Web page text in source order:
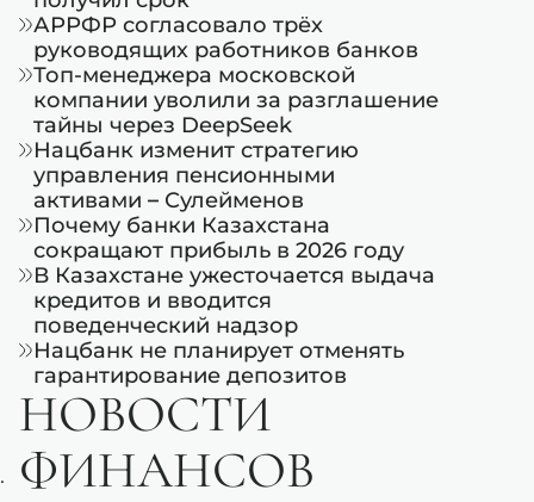
АРРФР согласовало трёх
руководящих работников банков
Топ-менеджера московской
компании уволили за разглашение
тайны через DeepSeek
Нацбанк изменит стратегию
управления пенсионными
активами – Сулейменов
Почему банки Казахстана
сокращают прибыль в 2026 году
В Казахстане ужесточается выдача
кредитов и вводится
поведенческий надзор
Нацбанк не планирует отменять
гарантирование депозитов
НОВОСТИ
ФИНАНСОВ